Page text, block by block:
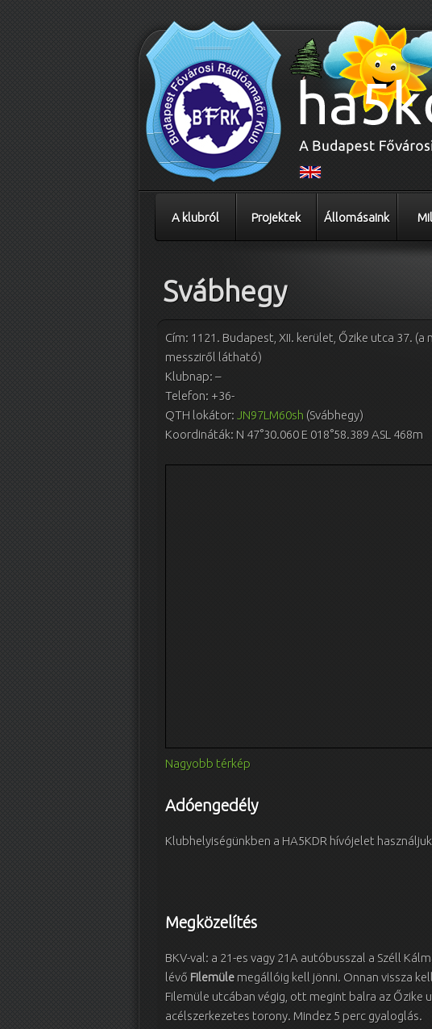
A klubról Projektek Állomásaink
Svábhegy
Cím: 1121. Budapest, XII. kerület, Őzike utca 37.
messziről látható)
Klubnap: –
Telefon: +36-
QTH lokátor: JN97LM60sh (Svábhegy)
Koordináták: N 47°30.060 E 018°58.389 ASL 468m
Nagyobb térkép
Adóengedély
Klubhelyiségünkben a HA5KDR hívójelet
Megközelítés
BKV-val: a 21-es vagy 21A autóbusszal a Széll
lévő Filemüle megállóig kell jönni. Onnan vissza
Filemüle utcában végig, ott megint balra az Őzike
acélszerkezetes torony. Mindez 5 perc gyaloglás.